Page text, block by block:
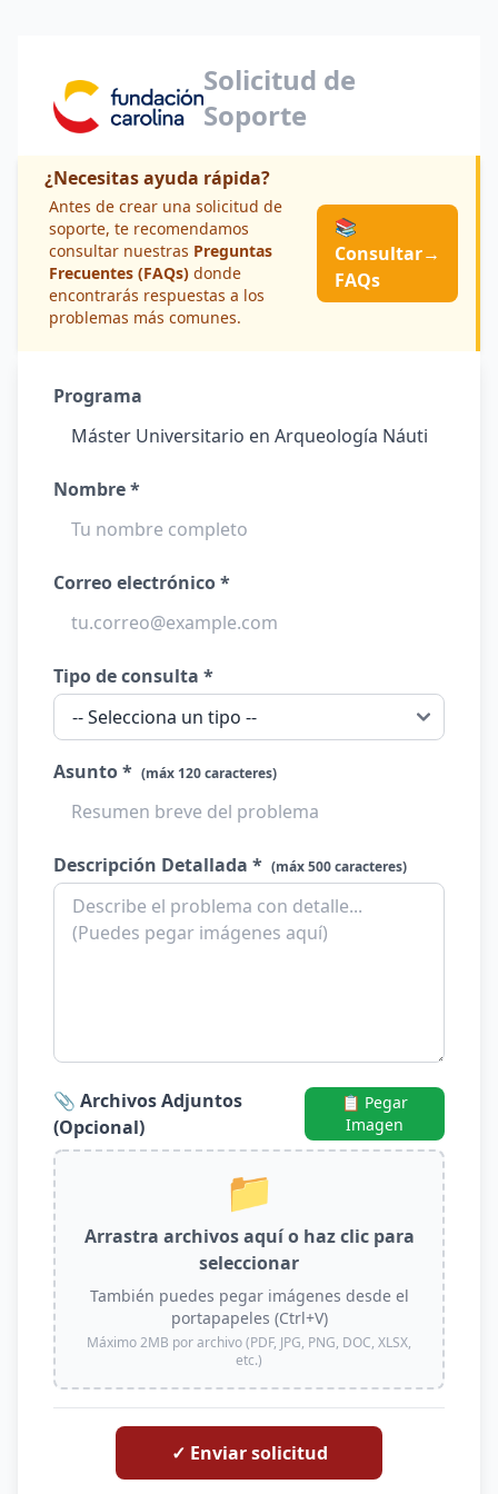
Solicitud de
Soporte
¿Necesitas ayuda rápida?
Antes de crear una solicitud de
soporte, te recomendamos
consultar nuestras Preguntas
Frecuentes (FAQs) donde
encontrarás respuestas a los
problemas más comunes.
📚
Consultar
FAQs
→
Programa
Nombre *
Correo electrónico *
Tipo de consulta *
Asunto * (máx 120 caracteres)
Descripción Detallada * (máx 500 caracteres)
📎 Archivos Adjuntos
(Opcional)
📋 Pegar
Imagen
📁
Arrastra archivos aquí o haz clic para
seleccionar
También puedes pegar imágenes desde el
portapapeles (Ctrl+V)
Máximo 2MB por archivo (PDF, JPG, PNG, DOC, XLSX,
etc.)
✓ Enviar solicitud